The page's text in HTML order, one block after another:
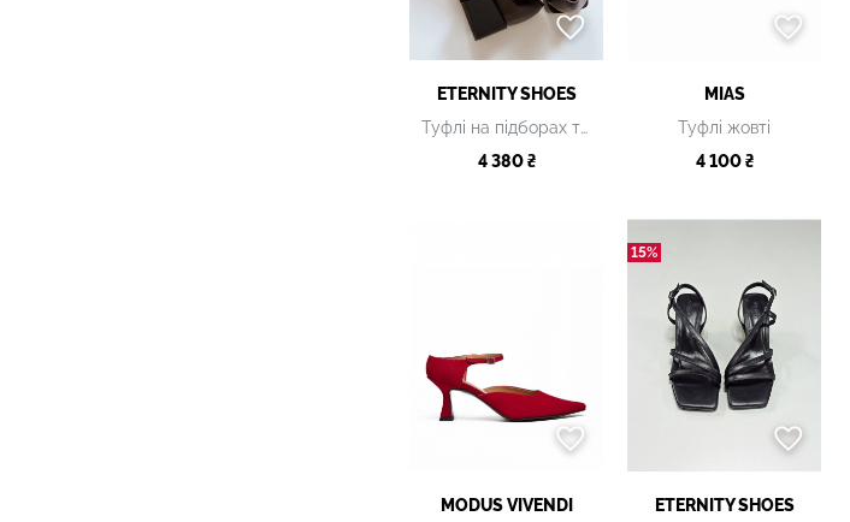
ETERNITY SHOES
Туфлі на підборах темно-коричневі
4 380 ₴
MIAS
Туфлі жовті
4 100 ₴
MODUS VIVENDI
15%
ETERNITY SHOES